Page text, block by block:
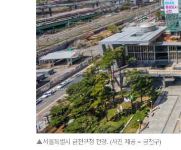
▲서울특별시 금천구청 전경. (사진 제공 = 금천구)